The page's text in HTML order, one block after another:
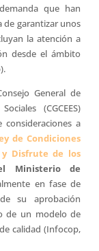
que han
de garantizar unos
la atención a
desde el ámbito
General de
(CGCEES)
a
de Condiciones
y Disfrute de los
Ministerio de
en fase de
su aprobación
de un modelo de
calidad (Infocop,